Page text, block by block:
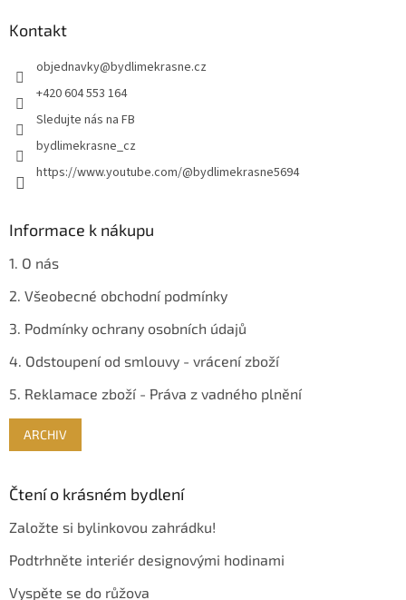
Kontakt
objednavky@bydlimekrasne.cz
+420 604 553 164
Sledujte nás na FB
bydlimekrasne_cz
https://www.youtube.com/@bydlimekrasne5694
Informace k nákupu
1. O nás
2. Všeobecné obchodní podmínky
3. Podmínky ochrany osobních údajů
4. Odstoupení od smlouvy - vrácení zboží
5. Reklamace zboží - Práva z vadného plnění
ARCHIV
Čtení o krásném bydlení
Založte si bylinkovou zahrádku!
Podtrhněte interiér designovými hodinami
Vyspěte se do růžova